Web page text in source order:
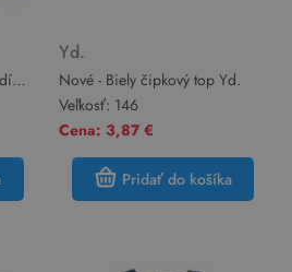
Yd.
Nové - Biely čipkový top Yd.
Veľkosť: 146
Cena: 3,87 €
Pridať do košíka